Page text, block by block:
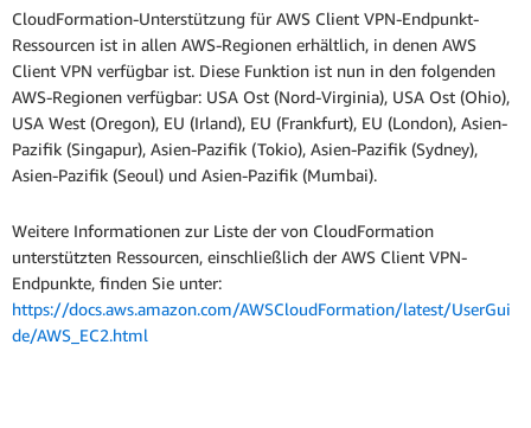
CloudFormation-Unterstützung für AWS Client VPN-Endpunkt-
Ressourcen ist in allen AWS-Regionen erhältlich, in denen AWS
Client VPN verfügbar ist. Diese Funktion ist nun in den folgenden
AWS-Regionen verfügbar: USA Ost (Nord-Virginia), USA Ost (Ohio),
USA West (Oregon), EU (Irland), EU (Frankfurt), EU (London), Asien-
Pazifik (Singapur), Asien-Pazifik (Tokio), Asien-Pazifik (Sydney),
Asien-Pazifik (Seoul) und Asien-Pazifik (Mumbai).
Weitere Informationen zur Liste der von CloudFormation
unterstützten Ressourcen, einschließlich der AWS Client VPN-
Endpunkte, finden Sie unter:
https://docs.aws.amazon.com/AWSCloudFormation/latest/UserGui
de/AWS_EC2.html